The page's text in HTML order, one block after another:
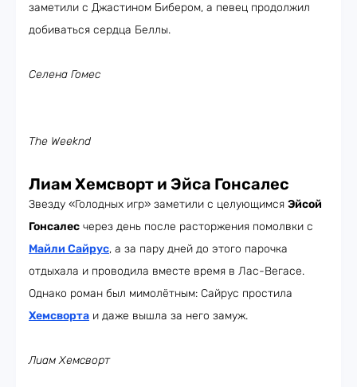
заметили с Джастином Бибером, а певец продолжил
добиваться сердца Беллы.
Селена Гомес
The Weeknd
Лиам Хемсворт и Эйса Гонсалес
Звезду «Голодных игр» заметили с целующимся Эйсой
Гонсалес через день после расторжения помолвки с
Майли Сайрус, а за пару дней до этого парочка
отдыхала и проводила вместе время в Лас-Вегасе.
Однако роман был мимолётным: Сайрус простила
Хемсворта и даже вышла за него замуж.
Лиам Хемсворт